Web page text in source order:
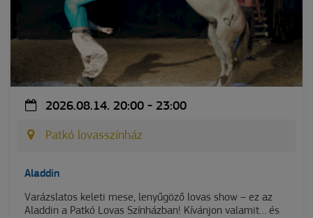
2026.08.14. 20:00 - 23:00
Patkó lovasszínház
Aladdin
Varázslatos keleti mese, lenyűgöző lovas show – ez az
Aladdin a Patkó Lovas Színházban! Kívánjon valamit… és